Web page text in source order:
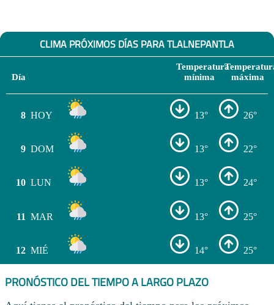
CLIMA PRÓXIMOS DÍAS PARA TLALNEPANTLA
Día
Temperatura
mínima
máxima
8 HOY 13° 26°
9 DOM 13° 22°
10 LUN 13° 24°
11 MAR 13° 25°
12 MIÉ 14° 25°
PRONÓSTICO DEL TIEMPO A LARGO PLAZO